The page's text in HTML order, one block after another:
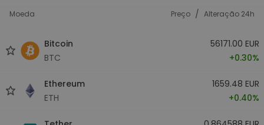
Moeda Preço / Alteração 24h
Bitcoin
BTC
56171.00 EUR
+0.30%
Ethereum
ETH
1659.48 EUR
+0.40%